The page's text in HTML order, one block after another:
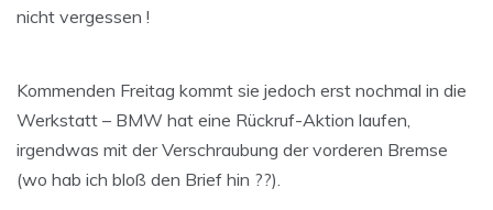
nicht vergessen !
Kommenden Freitag kommt sie jedoch erst nochmal in die
Werkstatt – BMW hat eine Rückruf-Aktion laufen,
irgendwas mit der Verschraubung der vorderen Bremse
(wo hab ich bloß den Brief hin ??).